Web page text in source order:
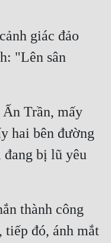
giác đảo
"Lên sân
Trần, mấy
hai bên đường
đang bị lũ yêu
thành công
đó, ánh mắt